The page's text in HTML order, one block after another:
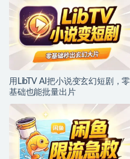
用LibTV AI把小说变玄幻短剧，零
基础也能批量出片